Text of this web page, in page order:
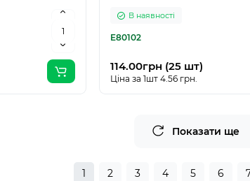
В наявності
E80102
114.00грн (25 шт)
Ціна за 1шт 4.56 грн.
Показати ще
1 2 3 4 5 6